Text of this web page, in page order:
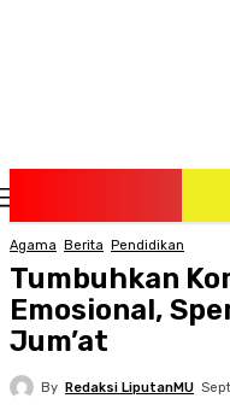
Agama Berita Pendidikan
Tumbuhkan
Emosional,
Jum’at
By Redaksi LiputanMU